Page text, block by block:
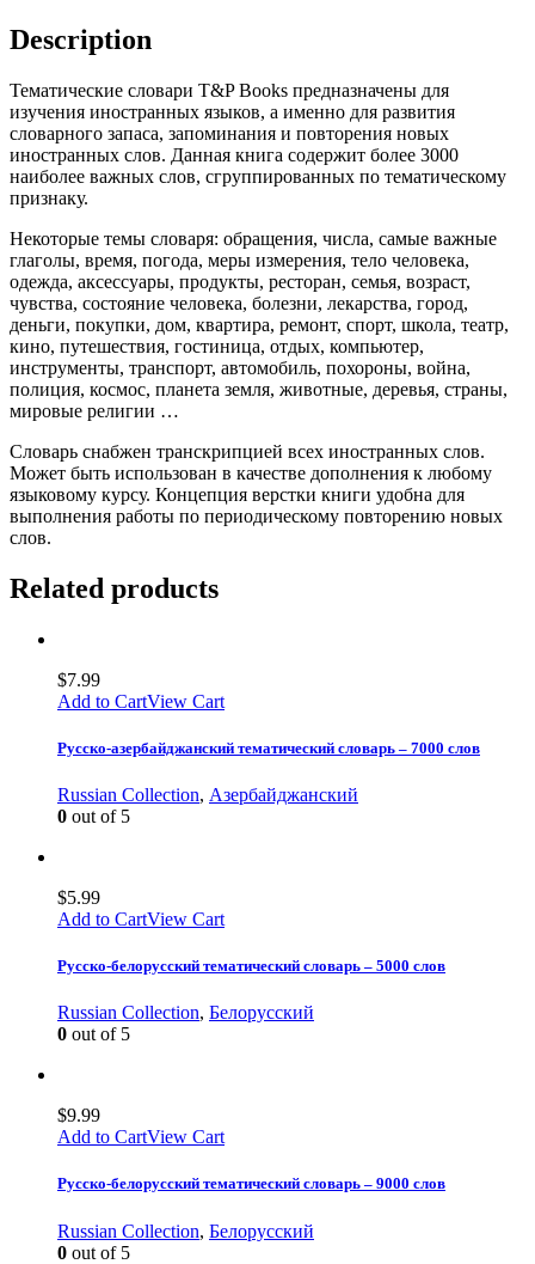
Description
Тематические словари T&P Books предназначены для
изучения иностранных языков, а именно для развития
словарного запаса, запоминания и повторения новых
иностранных слов. Данная книга содержит более 3000
наиболее важных слов, сгруппированных по тематическому
признаку.
Некоторые темы словаря: обращения, числа, самые важные
глаголы, время, погода, меры измерения, тело человека,
одежда, аксессуары, продукты, ресторан, семья, возраст,
чувства, состояние человека, болезни, лекарства, город,
деньги, покупки, дом, квартира, ремонт, спорт, школа, театр,
кино, путешествия, гостиница, отдых, компьютер,
инструменты, транспорт, автомобиль, похороны, война,
полиция, космос, планета земля, животные, деревья, страны,
мировые религии …
Словарь снабжен транскрипцией всех иностранных слов.
Может быть использован в качестве дополнения к любому
языковому курсу. Концепция верстки книги удобна для
выполнения работы по периодическому повторению новых
слов.
Related products
$7.99
Add to CartView Cart
Русско-азербайджанский тематический словарь – 7000 слов
Russian Collection, Азербайджанский
0 out of 5
$5.99
Add to CartView Cart
Русско-белорусский тематический словарь – 5000 слов
Russian Collection, Белорусский
0 out of 5
$9.99
Add to CartView Cart
Русско-белорусский тематический словарь – 9000 слов
Russian Collection, Белорусский
0 out of 5